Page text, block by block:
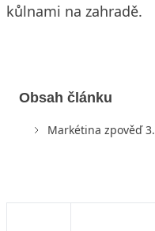
kůlnami na zahradě.
Obsah článku
Markétina zpověď 3.